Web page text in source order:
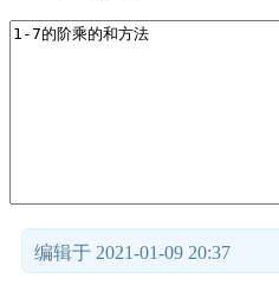
编辑于 2021-01-09 20:37